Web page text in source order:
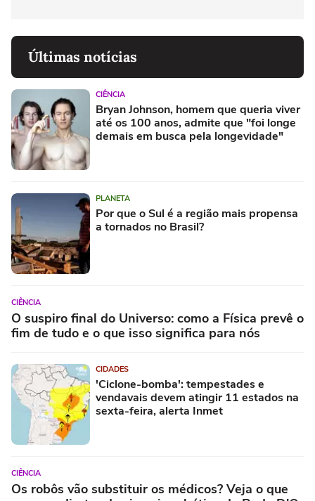
Últimas notícias
CIÊNCIA
Bryan Johnson, homem que queria viver
até os 100 anos, admite que "foi longe
demais em busca pela longevidade"
PLANETA
Por que o Sul é a região mais propensa
a tornados no Brasil?
CIÊNCIA
O suspiro final do Universo: como a Física prevê o
fim de tudo e o que isso significa para nós
CIDADES
'Ciclone-bomba': tempestades e
vendavais devem atingir 11 estados na
sexta-feira, alerta Inmet
CIÊNCIA
Os robôs vão substituir os médicos? Veja o que